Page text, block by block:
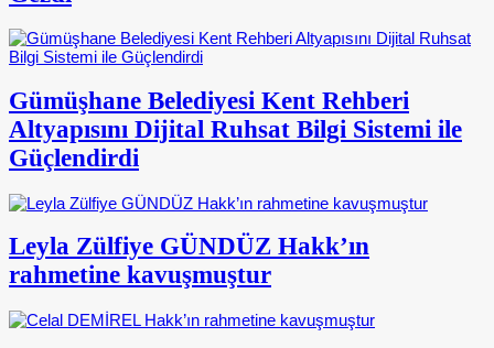
Gümüşhane Belediyesi Kent Rehberi
Altyapısını Dijital Ruhsat Bilgi Sistemi ile
Güçlendirdi
Leyla Zülfiye GÜNDÜZ Hakk’ın
rahmetine kavuşmuştur